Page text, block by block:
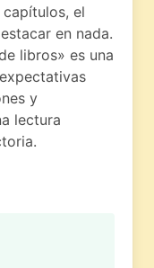
el
en nada.
libros» es una
y
lectura